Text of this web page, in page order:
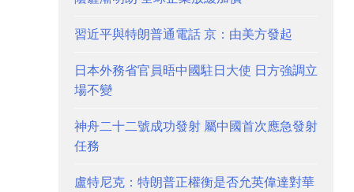
習近平與特朗普通電話 京：由美方發起
日本外務省官員晤中國駐日大使 日方強調立
場不變
神舟二十二號成功發射 屬中國首次應急發射
任務
盧特尼克：特朗普正權衡是否允英偉達對華